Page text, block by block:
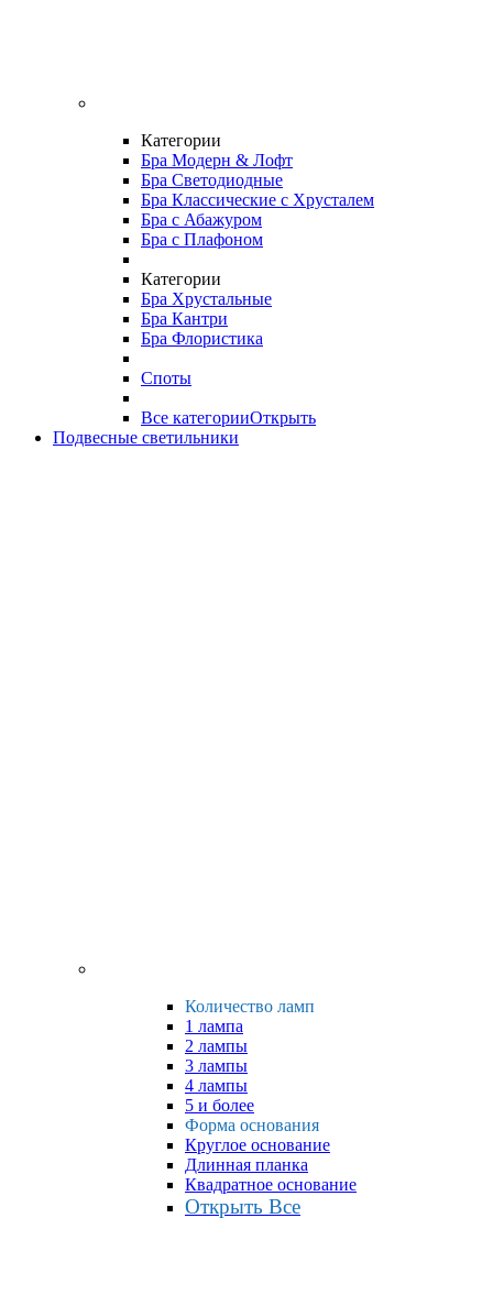
Категории
Бра Модерн & Лофт
Бра Светодиодные
Бра Классические с Хрусталем
Бра с Абажуром
Бра с Плафоном
Категории
Бра Хрустальные
Бра Кантри
Бра Флористика
Споты
Все категорииОткрыть
Подвесные светильники
Количество ламп
1 лампа
2 лампы
3 лампы
4 лампы
5 и более
Форма основания
Круглое основание
Длинная планка
Квадратное основание
Открыть Все